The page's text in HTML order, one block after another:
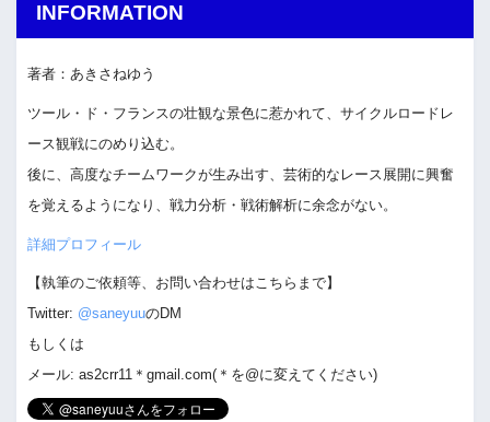
INFORMATION
著者：あきさねゆう
ツール・ド・フランスの壮観な景色に惹かれて、サイクルロードレ
ース観戦にのめり込む。
後に、高度なチームワークが生み出す、芸術的なレース展開に興奮
を覚えるようになり、戦力分析・戦術解析に余念がない。
詳細プロフィール
【執筆のご依頼等、お問い合わせはこちらまで】
Twitter: @saneyuuのDM
もしくは
メール: as2crr11＊gmail.com(＊を@に変えてください)